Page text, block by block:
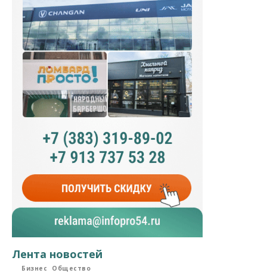
Лента новостей
Бизнес Общество